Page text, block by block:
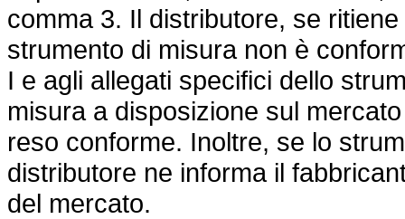
comma 3. Il distributore, se
strumento di misura non è
I e agli allegati specifici dello
misura a disposizione sul
reso conforme. Inoltre, se lo
distributore ne informa il
del mercato.